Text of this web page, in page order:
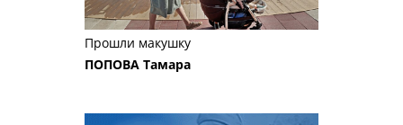
Прошли макушку
ПОПОВА Тамара